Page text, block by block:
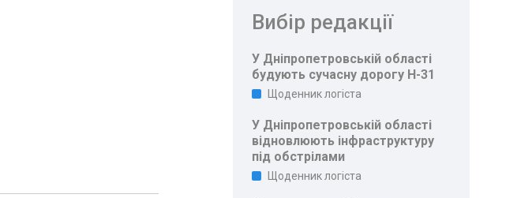
Вибір редакції
У Дніпропетровській області
будують сучасну дорогу Н-31
Щоденник логіста
У Дніпропетровській області
відновлюють інфраструктуру
під обстрілами
Щоденник логіста